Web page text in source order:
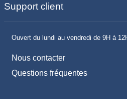
Support client
Ouvert du lundi au vendredi de 9H à
Nous contacter
Questions fréquentes